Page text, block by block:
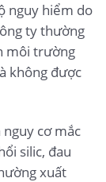
nguy hiểm do
ty thường
môi trường
không được
cơ mắc
silic, đau
xuất